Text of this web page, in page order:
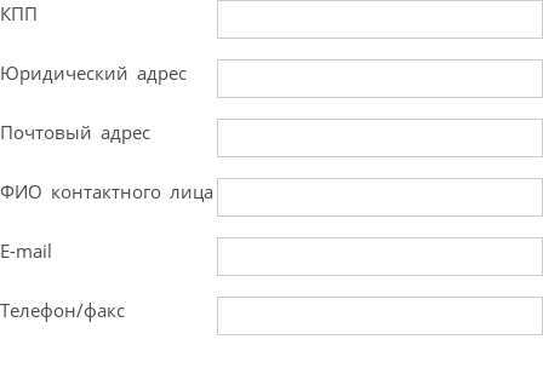
КПП
Юридический адрес
Почтовый адрес
ФИО контактного лица
E-mail
Телефон/факс